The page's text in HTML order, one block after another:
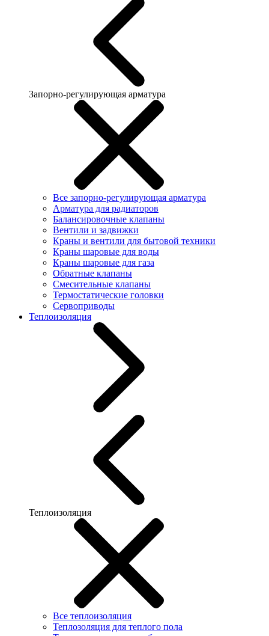
Запорно-регулирующая арматура
Все запорно-регулирующая арматура
Арматура для радиаторов
Балансировочные клапаны
Вентили и задвижки
Краны и вентили для бытовой техники
Краны шаровые для воды
Краны шаровые для газа
Обратные клапаны
Смесительные клапаны
Термостатические головки
Сервоприводы
Теплоизоляция
Теплоизоляция
Все теплоизоляция
Теплозоляция для теплого пола